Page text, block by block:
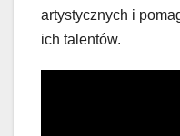
artystycznych i
ich talentów.